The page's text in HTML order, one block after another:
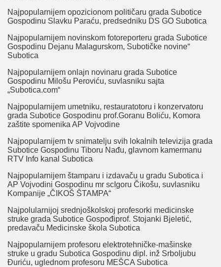
Najpopularnijem opozicionom političaru grada Subotice
Gospodinu Slavku Paraću, predsedniku DS GO Subotica
Najpopularnijem novinskom fotoreporteru grada Subotice
Gospodinu Dejanu Malagurskom, Subotičke novine“
Subotica
Najpopularnijem onlajn novinaru grada Subotice
Gospodinu Milošu Peroviću, suvlasniku sajta
„Subotica.com“
Najpopularnijem umetniku, restauratotoru i konzervatoru
grada Subotice Gospodinu prof.Goranu Boliću, Komora
zaštite spomenika AP Vojvodine
Najpopularnijem tv snimatelju svih lokalnih televizija grada
Subotice Gospodinu Tiboru Nađu, glavnom kamermanu
RTV Info kanal Subotica
Najpopularnijem štamparu i izdavaču u gradu Subotica i
AP Vojvodini Gospodinu mr scIgoru Čikošu, suvlasniku
Kompanije „ČIKOŠ ŠTAMPA“
Najpolularnijoj srednjoškolskoj profesorki medicinske
struke grada Subotice Gospođiprof. Stojanki Bjeletić,
predavaču Medicinske škola Subotica
Najpopularnijem profesoru elektrotehničke-mašinske
struke u gradu Subotica Gospodinu dipl. inž Srboljubu
Đuriću, uglednom profesoru MEŠCA Subotica